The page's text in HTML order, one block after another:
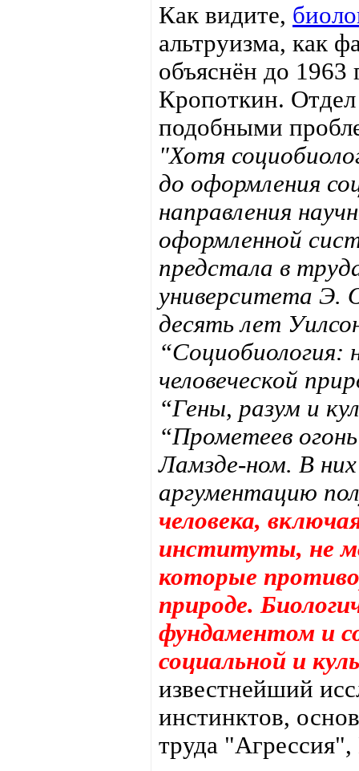
Как видите,
альтруизма, как
объяснён до 1963
Кропоткин.
подобными
"Хотя
до оформления
направления
оформленной
предстала в
университета Э.
десять лет
“Социобиология:
человеческой
“Гены, разум и
“Прометеев
Ламзде-ном. В
аргументацию
человека,
институты, не
которые
природе.
фундаментом и
социальной и
известнейший
инстинктов,
труда